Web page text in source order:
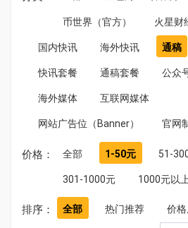
币世界（官方） 火星财
国内快讯 海外快讯 通稿
快讯套餐 通稿套餐 公众
海外媒体 互联网媒体
网站广告位（Banner） 官网
价格： 全部 1-50元 51-
301-1000元 1000元以上
排序： 全部 热门推荐 价